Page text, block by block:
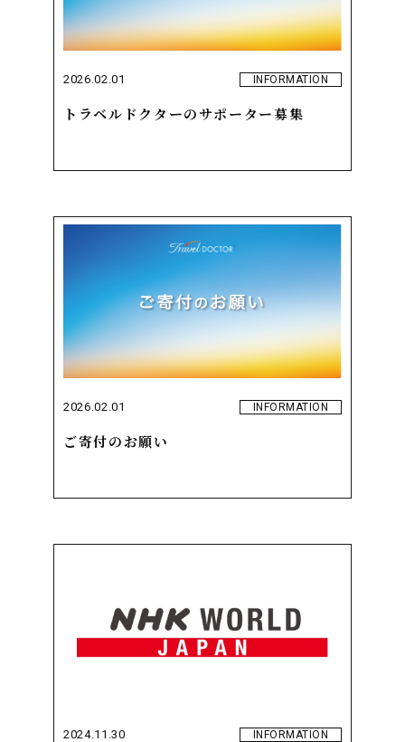
2026.02.01 INFORMATION
トラベルドクターのサポーター募集
2026.02.01 INFORMATION
ご寄付のお願い
2024.11.30 INFORMATION